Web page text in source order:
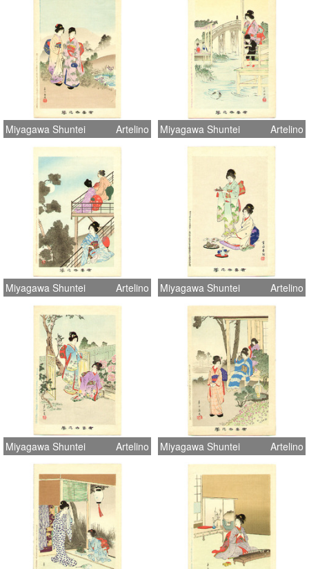
Miyagawa Shuntei Artelino Miyagawa Shuntei Artelino
Miyagawa Shuntei Artelino Miyagawa Shuntei Artelino
Miyagawa Shuntei Artelino Miyagawa Shuntei Artelino